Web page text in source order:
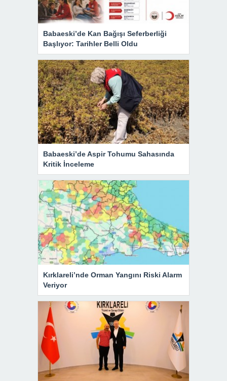
Babaeski’de Kan Bağışı Seferberliği
Başlıyor: Tarihler Belli Oldu
Babaeski’de Aspir Tohumu Sahasında
Kritik İnceleme
Kırklareli’nde Orman Yangını Riski Alarm
Veriyor